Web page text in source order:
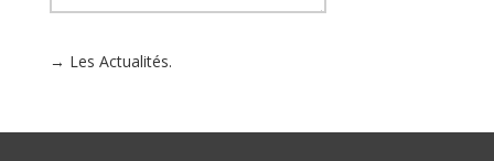
→ Les Actualités.